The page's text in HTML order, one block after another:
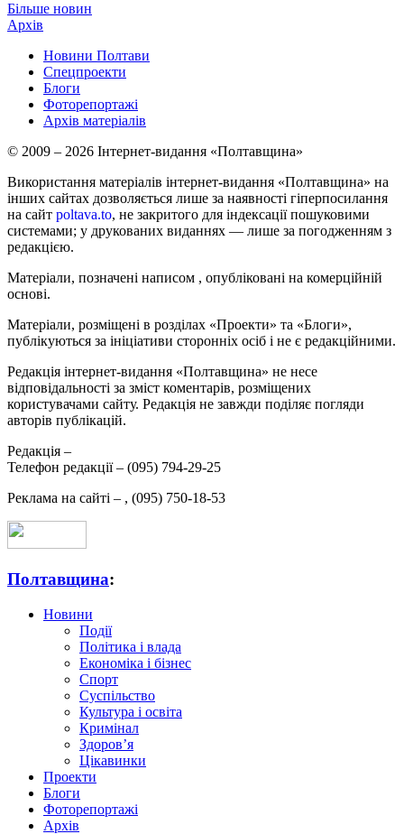
Більше новин
Архів
Новини Полтави
Спецпроекти
Блоги
Фоторепортажі
Архів матеріалів
© 2009 – 2026 Інтернет-видання «Полтавщина»
Використання матеріалів інтернет-видання «Полтавщина» на
інших сайтах дозволяється лише за наявності гіперпосилання
на сайт poltava.to, не закритого для індексації пошуковими
системами; у друкованих виданнях — лише за погодженням з
редакцією.
Матеріали, позначені написом , опубліковані на комерційній
основі.
Матеріали, розміщені в розділах «Проекти» та «Блоги»,
публікуються за ініціативи сторонніх осіб і не є редакційними.
Редакція інтернет-видання «Полтавщина» не несе
відповідальності за зміст коментарів, розміщених
користувачами сайту. Редакція не завжди поділяє погляди
авторів публікацій.
Редакція –
Телефон редакції – (095) 794-29-25
Реклама на сайті – , (095) 750-18-53
Полтавщина:
Новини
Події
Політика і влада
Економіка і бізнес
Спорт
Суспільство
Культура і освіта
Кримінал
Здоров’я
Цікавинки
Проекти
Блоги
Фоторепортажі
Архів